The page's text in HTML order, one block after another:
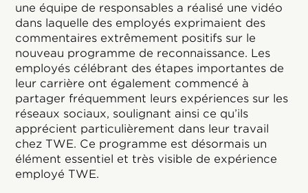
une équipe de responsables a réalisé une vidéo
dans laquelle des employés exprimaient des
commentaires extrêmement positifs sur le
nouveau programme de reconnaissance. Les
employés célébrant des étapes importantes de
leur carrière ont également commencé à
partager fréquemment leurs expériences sur les
réseaux sociaux, soulignant ainsi ce qu’ils
apprécient particulièrement dans leur travail
chez TWE. Ce programme est désormais un
élément essentiel et très visible de expérience
employé TWE.